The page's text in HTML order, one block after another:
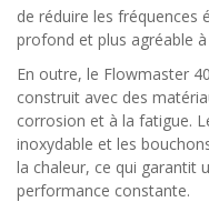
de réduire les fréquences
profond et plus agréable à
En outre, le Flowmaster
construit avec des
corrosion et à la fatigue.
inoxydable et les
la chaleur, ce qui garantit
performance constante.